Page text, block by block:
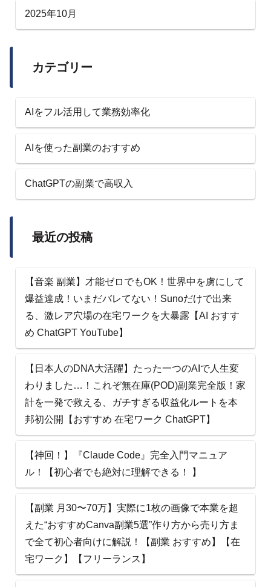
2025年10月
カテゴリー
AIをフル活用して業務効率化
AIを使った副業のおすすめ
ChatGPTの副業で高収入
最近の投稿
【音楽 副業】才能ゼロでもOK！世界中を虜にして
爆益達成！いまだバレてない！Sunoだけで出来
る、激レア穴場の在宅ワークを大暴露【AI おすす
め ChatGPT YouTube】
【日本人のDNA大活躍】たった一つのAIで人生変
わりました…！これぞ無在庫(POD)副業完全版！家
計を一発で救える、ガチすぎる収益化ルートを本
邦初公開【おすすめ 在宅ワーク ChatGPT】
【神回！】『Claude Code』完全入門マニュア
ル！【初心者でも絶対に理解できる！ 】
【副業 月30〜70万】実際に1枚の画像で本業を超
えた“おすすめCanva副業5選”作り方から売り方ま
で全て初心者向けに解説！【副業 おすすめ】【在
宅ワーク】【フリーランス】